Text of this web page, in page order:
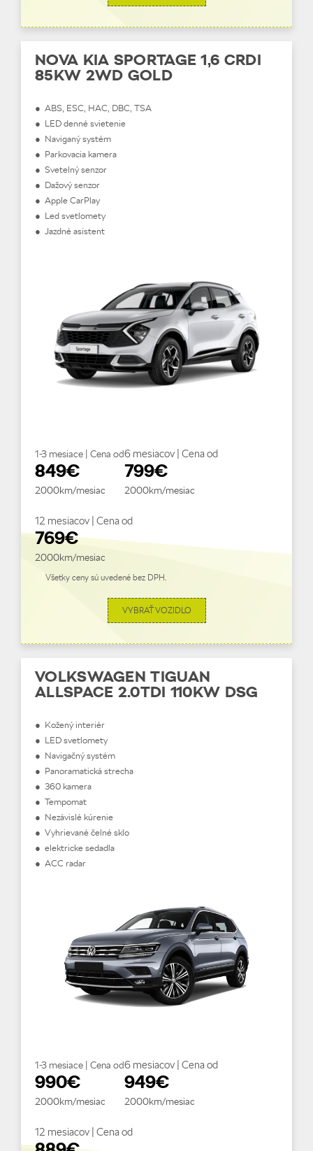
NOVA KIA SPORTAGE 1,6 CRDI
85KW 2WD GOLD
● ABS, ESC, HAC, DBC, TSA
● LED denné svietenie
● Naviganý systém
● Parkovacia kamera
● Svetelný senzor
● Dažový senzor
● Apple CarPlay
● Led svetlomety
● Jazdné asistent
1-3 mesiace | Cena od
849€
2000km/mesiac
6 mesiacov | Cena od
799€
2000km/mesiac
12 mesiacov | Cena od
769€
2000km/mesiac
Všetky ceny sú uvedené bez DPH.
VYBRAŤ VOZIDLO
VOLKSWAGEN TIGUAN
ALLSPACE 2.0TDI 110KW DSG
● Kožený interiér
● LED svetlomety
● Navigačný systém
● Panoramatická strecha
● 360 kamera
● Tempomat
● Nezávislé kúrenie
● Vyhrievané čelné sklo
● elektricke sedadla
● ACC radar
1-3 mesiace | Cena od
990€
2000km/mesiac
6 mesiacov | Cena od
949€
2000km/mesiac
12 mesiacov | Cena od